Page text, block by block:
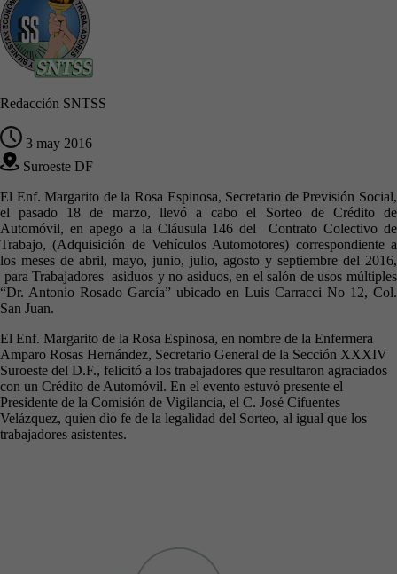
Redacción SNTSS
3 may 2016
Suroeste DF
El Enf. Margarito de la Rosa Espinosa, Secretario de Previsión Social,
el pasado 18 de marzo, llevó a cabo el Sorteo de Crédito de
Automóvil, en apego a la Cláusula 146 del Contrato Colectivo de
Trabajo, (Adquisición de Vehículos Automotores) correspondiente a
los meses de abril, mayo, junio, julio, agosto y septiembre del 2016,
para Trabajadores asiduos y no asiduos, en el salón de usos múltiples
“Dr. Antonio Rosado García” ubicado en Luis Carracci No 12, Col.
San Juan.
El Enf. Margarito de la Rosa Espinosa, en nombre de la Enfermera
Amparo Rosas Hernández, Secretario General de la Sección XXXIV
Suroeste del D.F., felicitó a los trabajadores que resultaron agraciados
con un Crédito de Automóvil. En el evento estuvó presente el
Presidente de la Comisión de Vigilancia, el C. José Cifuentes
Velázquez, quien dio fe de la legalidad del Sorteo, al igual que los
trabajadores asistentes.